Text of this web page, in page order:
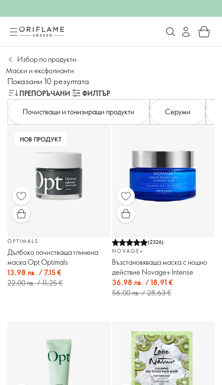
Избор по продукти
Маски и ексфолианти
Показани 10 резултата
ПРЕПОРЪЧАНИ
ФИЛТЪР
Почистващи и тонизиращи продукти
Серуми
НОВ ПРОДУКТ
OPTIMALS
Дълбоко почистваща глинена
маска Opt Optimals
13,98 лв. / 7,15 €
22,00 лв. / 11,25 €
(2326)
NOVAGE+
Възстановяваща маска с нощно
действие Novage+ Intense
36,98 лв. / 18,91 €
56,00 лв. / 28,63 €